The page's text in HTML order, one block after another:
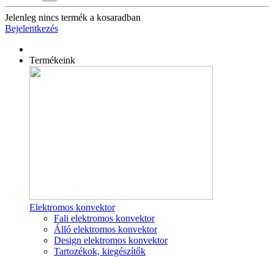
Jelenleg nincs termék a kosaradban
Bejelentkezés
Termékeink
Elektromos konvektor
Fali elektromos konvektor
Álló elektromos konvektor
Design elektromos konvektor
Tartozékok, kiegészítők